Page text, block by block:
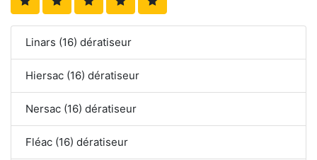
Linars (16) dératiseur
Hiersac (16) dératiseur
Nersac (16) dératiseur
Fléac (16) dératiseur